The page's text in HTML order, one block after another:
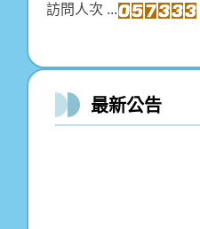
訪問人次 ...
最新公告